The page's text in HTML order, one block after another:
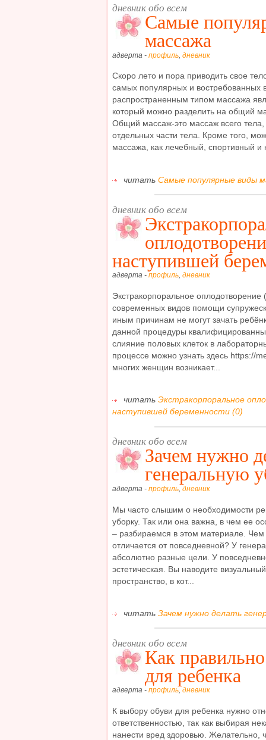
дневник обо всем
Самые
массажа
адверта - профиль, дневник
Скоро лето и пора приводить свое
самых популярных и востребованных
распространенным типом массажа
который можно разделить на общий
Общий массаж-это массаж всего
отдельных части тела. Кроме того,
массажа, как лечебный, спортивный и
читать Самые популярные виды
дневник обо всем
наступившей
адверта - профиль, дневник
Экстракорпоральное
современных видов помощи
иным причинам не могут зачать
данной процедуры
слияние половых клеток в
процессе можно узнать здесь https://
многих женщин возникает...
читать Экстракорпоральное
наступившей беременности (0)
дневник обо всем
Зачем нужно
генеральную
адверта - профиль, дневник
Мы часто слышим о необходимости
уборку. Так или она важна, в чем ее
– разбираемся в этом материале. Чем
отличается от повседневной? У
абсолютно разные цели. У
эстетическая. Вы наводите
пространство, в кот...
читать Зачем нужно делать
дневник обо всем
Как
для ребенка
адверта - профиль, дневник
К выбору обуви для ребенка нужно
ответственностью, так как выбирая
нанести вред здоровью. Желательно,